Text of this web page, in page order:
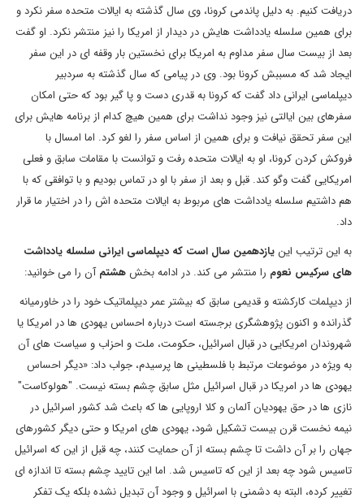
دریافت کنیم. به دلیل پاندمی کرونا، وی سال گذشته به ایالات متحده سفر نکرد و
برای همین سلسله یادداشت هایش در دیدار از امریکا را نیز منتشر نکرد. او گفت
بعد از بیست سال سفر مداوم به امریکا برای نخستین بار وقفه ای در این سفر
ایجاد شد که مسببش کرونا بود. وی در پیامی که سال گذشته به سردبیر
دیپلماسی ایرانی داد گفت که کرونا به قدری دست و پا گیر بود که حتی امکان
سفرهای بین ایالتی نیز وجود نداشت برای همین هیچ کدام از برنامه هایش برای
این سفر تحقق نیافت و برای همین از اساس سفر را لغو کرد. اما امسال با
فروکش کردن کرونا، او به ایالات متحده رفت و توانست با مقامات سابق و فعلی
امریکایی گفت وگو کند. قبل و بعد از سفر با او در تماس بودیم و با توافقی که با
هم داشتیم سلسله یادداشت های مربوط به ایالات متحده اش را در اختیار ما قرار
داد.
به این ترتیب اینیازدهمین سال است که دیپلماسی ایرانی سلسله یادداشت
های سرکیس نعوم را منتشر می کند. در ادامه بخشهشتمآن را می خوانید:
از دیپلمات کارکشته و قدیمی سابق که بیشتر عمر دیپلماتیک خود را در خاورمیانه
گذرانده و اکنون پژوهشگری برجسته است درباره احساس یهودی ها در امریکا یا
شهروندان امریکایی در قبال اسرائیل، حکومت، ملت و احزاب و سیاست های آن
به ویژه در موضوعات مرتبط با فلسطینی ها پرسیدم، جواب داد: «دیگر احساس
یهودی ها در امریکا در قبال اسرائیل مثل سابق چشم بسته نیست. "هولوکاست"
نازی ها در حق یهودیان آلمان و کلا اروپایی ها که باعث شد کشور اسرائیل در
نیمه نخست قرن بیست تشکیل شود، یهودی های امریکا و حتی دیگر کشورهای
جهان را بر آن داشت تا چشم بسته از آن حمایت کنند، چه قبل از این که اسرائیل
تاسیس شود چه بعد از این که تاسیس شد. اما این تایید چشم بسته تا اندازه ای
تغییر کرده، البته به دشمنی با اسرائیل و وجود آن تبدیل نشده بلکه یک تفکر